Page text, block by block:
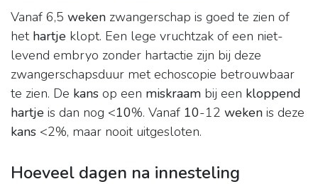
Vanaf 6,5 weken zwangerschap is goed te zien of
het hartje klopt. Een lege vruchtzak of een niet-
levend embryo zonder hartactie zijn bij deze
zwangerschapsduur met echoscopie betrouwbaar
te zien. De kans op een miskraam bij een kloppend
hartje is dan nog <10%. Vanaf 10-12 weken is deze
kans <2%, maar nooit uitgesloten.
Hoeveel dagen na innesteling